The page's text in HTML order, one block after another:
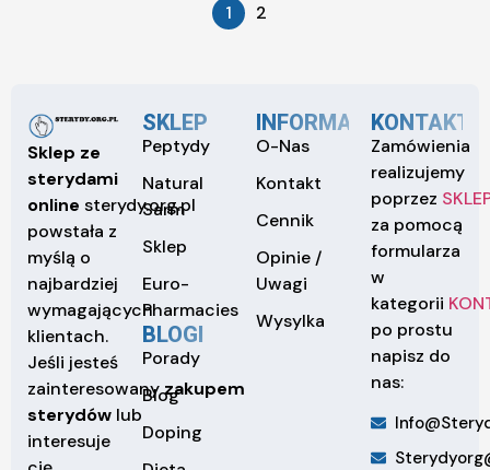
1 2
Sklep ze
sterydami
online sterydy.org.pl
powstała z
myślą o
najbardziej
wymagających
klientach.
Jeśli jesteś
zainteresowanyzakupem
sterydów lub
interesuje
SKLEP
Peptydy
Natural
Sarm
Sklep
Euro-
Pharmacies
BLOGI
Porady
Blog
Doping
INFORMACJE
O-Nas
Kontakt
Cennik
Opinie /
Uwagi
Wysylka
KONTAKT
Zamówienia
realizujemy
poprzez
za pomocą
formularza
w
kategorii
po prostu
napisz do
nas: